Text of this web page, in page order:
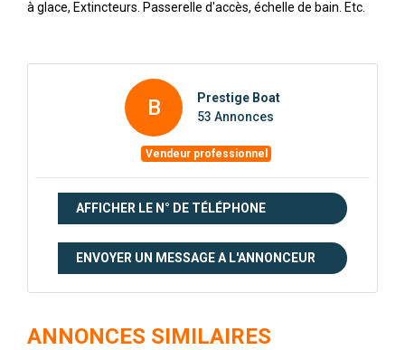
à glace, Extincteurs. Passerelle d'accès, échelle de bain. Etc.
B
Prestige Boat
53 Annonces
Vendeur professionnel
AFFICHER LE N° DE TÉLÉPHONE
ENVOYER UN MESSAGE A L'ANNONCEUR
ANNONCES SIMILAIRES